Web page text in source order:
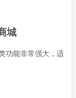
城
功能非常强大，适